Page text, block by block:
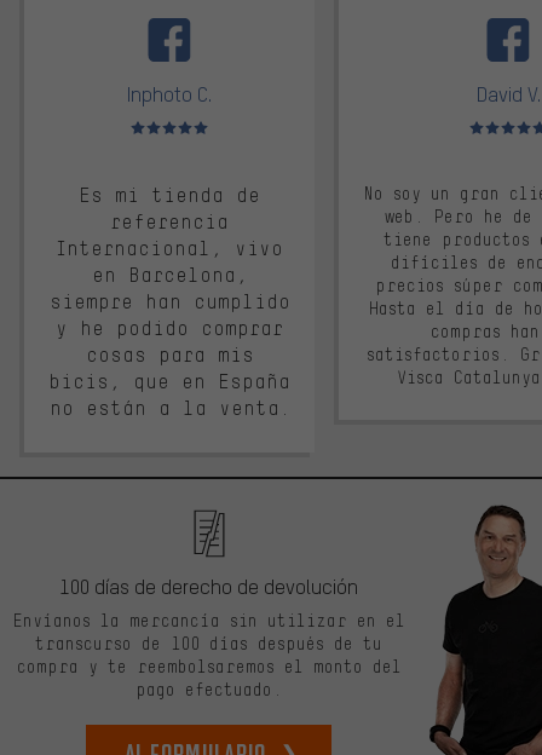
Inphoto C.
Valoración media: 5 de 5
Es mi tienda de
referencia
Internacional, vivo
en Barcelona,
siempre han cumplido
y he podido comprar
cosas para mis
bicis, que en España
no están a la venta.
David V.
Valoración
No soy un gran
web. Pero he
tiene productos
difíciles de
precios súper
Hasta el día de
compras
satisfactorios.
Visca
100 días de derecho de devolución
Envíanos la mercancía sin utilizar en el
transcurso de 100 días después de tu
compra y te reembolsaremos el monto del
pago efectuado.